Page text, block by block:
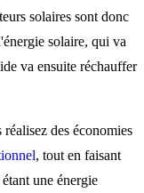
solaires sont donc
solaire, qui va
va ensuite réchauffer
des économies
, tout en faisant
une énergie